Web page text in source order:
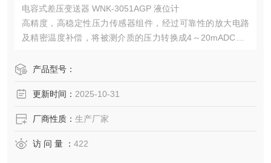
电容式差压变送器 WNK-3051AGP 液位计
高精度，高稳定性压力传感器组件，经过可靠性的放大电路
及精密温度补偿，将被测介质的压力转换成4～20mADC、0
感器、封装技术以及*的装配工艺确保了该产品的优异质量和
产品型号：
更新时间： 2025-10-31
厂商性质： 生产厂家
访 问 量 ： 422